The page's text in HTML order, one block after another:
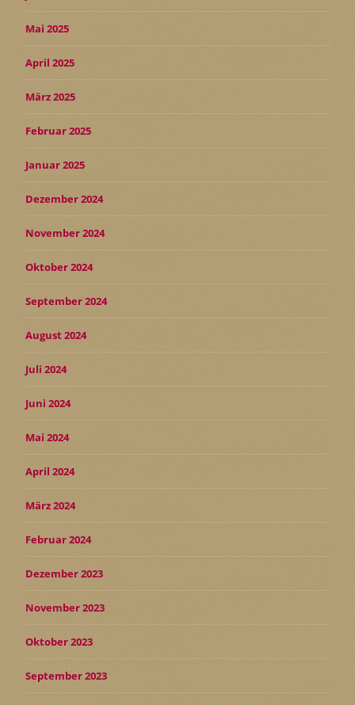
Mai 2025
April 2025
März 2025
Februar 2025
Januar 2025
Dezember 2024
November 2024
Oktober 2024
September 2024
August 2024
Juli 2024
Juni 2024
Mai 2024
April 2024
März 2024
Februar 2024
Dezember 2023
November 2023
Oktober 2023
September 2023